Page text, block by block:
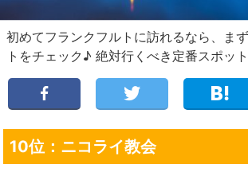
初めてフランクフルトに訪れるなら、ま
トをチェック♪ 絶対行くべき定番スポッ
10位：ニコライ教会